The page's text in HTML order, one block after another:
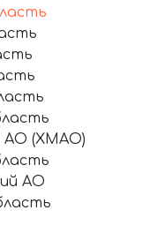
АО (ХМАО)
АО